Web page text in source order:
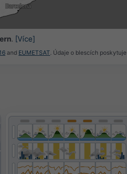
. [Více]
and EUMETSAT. Údaje o blescích poskytuje